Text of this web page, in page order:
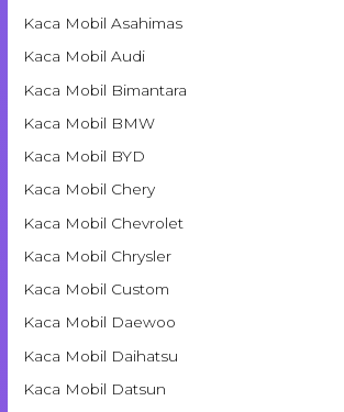
Kaca Mobil Asahimas
Kaca Mobil Audi
Kaca Mobil Bimantara
Kaca Mobil BMW
Kaca Mobil BYD
Kaca Mobil Chery
Kaca Mobil Chevrolet
Kaca Mobil Chrysler
Kaca Mobil Custom
Kaca Mobil Daewoo
Kaca Mobil Daihatsu
Kaca Mobil Datsun